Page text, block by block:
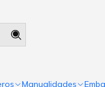
Manualidades